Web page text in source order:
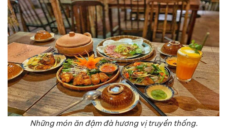
Những món ăn đậm đà hương vị truyền thống.